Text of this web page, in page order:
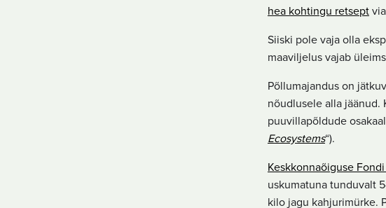
hea kohtingu retsept via
Siiski pole vaja olla
maaviljelus vajab
Põllumajandus on
nõudlusele alla jäänud.
puuvillapõldude
Ecosystems“).
Keskkonnaõiguse
uskumatuna tunduvalt
kilo jagu kahjurimürke.